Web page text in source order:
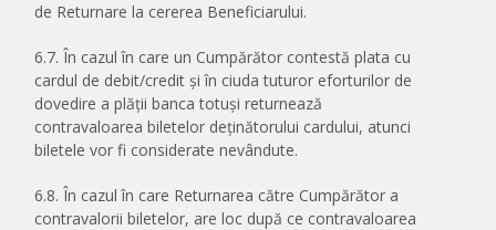
de Returnare la cererea Beneficiarului.
6.7. În cazul în care un Cumpărător contestă plata cu
cardul de debit/credit și în ciuda tuturor eforturilor de
dovedire a plății banca totuși returnează
contravaloarea biletelor deținătorului cardului, atunci
biletele vor fi considerate nevândute.
6.8. În cazul în care Returnarea către Cumpărător a
contravalorii biletelor, are loc după ce contravaloarea